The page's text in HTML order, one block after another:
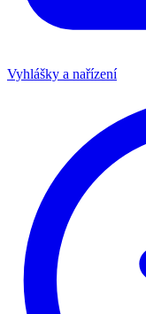
Vyhlášky a nařízení